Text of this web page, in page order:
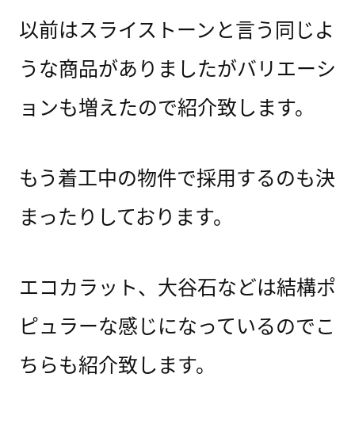
以前はスライストーンと言う同じよ
うな商品がありましたがバリエーシ
ョンも増えたので紹介致します。
もう着工中の物件で採用するのも決
まったりしております。
エコカラット、大谷石などは結構ポ
ピュラーな感じになっているのでこ
ちらも紹介致します。